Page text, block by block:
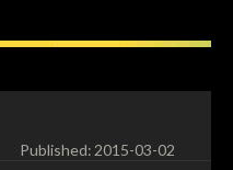
Published:2015-03-02